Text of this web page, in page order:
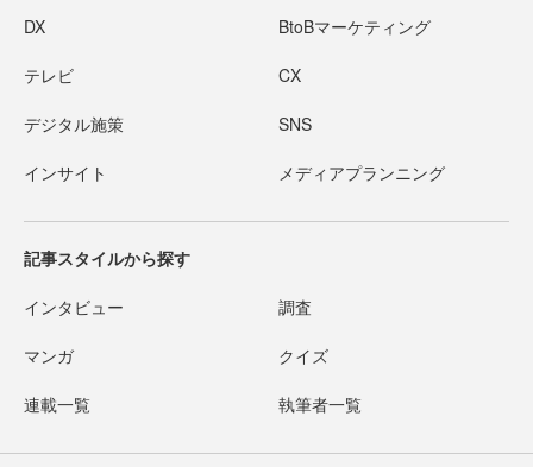
DX BtoBマーケティング
テレビ CX
デジタル施策 SNS
インサイト メディアプランニング
記事スタイルから探す
インタビュー 調査
マンガ クイズ
連載一覧 執筆者一覧